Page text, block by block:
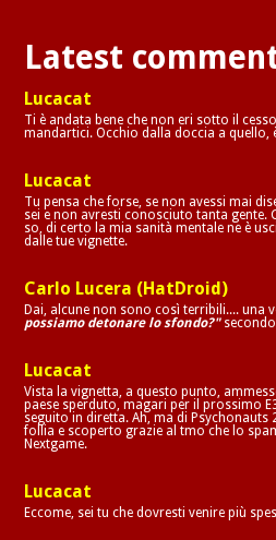
Latest
Lucacat
Ti è andata bene che non eri sotto il
mandartici. Occhio dalla doccia a quello,
Lucacat
Tu pensa che forse, se non avessi mai
sei e non avresti conosciuto tanta gente.
so, di certo la mia sanità mentale ne è
dalle tue vignette.
Carlo Lucera (HatDroid)
Dai, alcune non sono così terribili.... una
possiamo detonare lo sfondo?"
Lucacat
Vista la vignetta, a questo punto,
paese sperduto, magari per il prossimo
seguito in diretta. Ah, ma di
follia e scoperto grazie al tmo che lo
Nextgame.
Lucacat
Eccome, sei tu che dovresti venire più